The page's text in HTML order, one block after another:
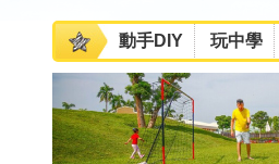
動手DIY 玩中學